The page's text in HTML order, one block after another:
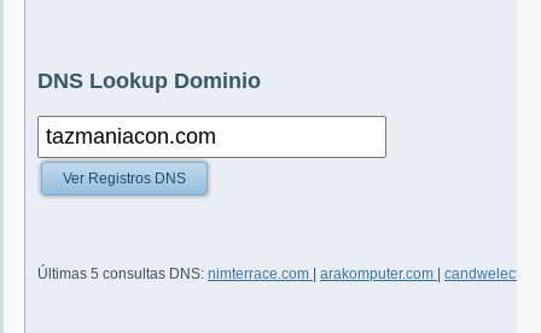
DNS Lookup Dominio
Ver Registros DNS
Últimas 5 consultas DNS: nimterrace.com arakomputer.com